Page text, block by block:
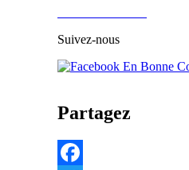
Suivez-nous
Partagez